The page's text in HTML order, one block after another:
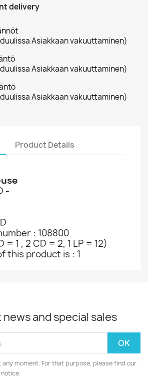
delivery
Asiakkaan vakuuttaminen)
Asiakkaan vakuuttaminen)
Asiakkaan vakuuttaminen)
Product Details
-
: 108800
= 1 , 2 CD = 2, 1 LP = 12)
this product is : 1
and special sales
any moment. For that purpose, please find our